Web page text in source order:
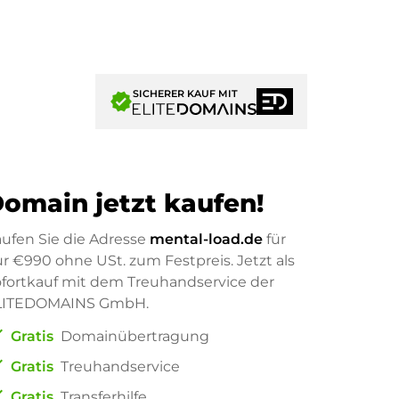
verifiedSICHERER KAUF MIT
jetzt kaufen!
Sie die Adresse mental-load.de für
€990ohne USt. zum Festpreis. Jetzt als
mit dem Treuhandservice der
GmbH.
Gratis Domainübertragung
Gratis Treuhandservice